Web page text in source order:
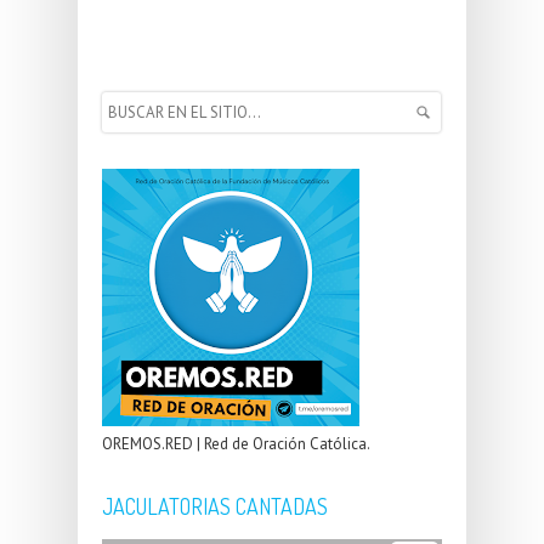
OREMOS.RED | Red de Oración Católica.
JACULATORIAS CANTADAS